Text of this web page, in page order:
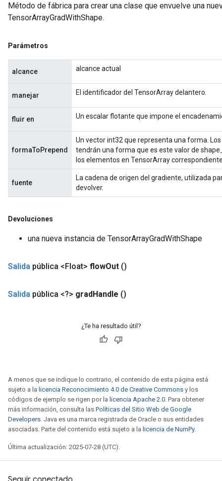
Método de fábrica para crear una clase que envuelve una
TensorArrayGradWithShape.
Parámetros
alcance alcance actual
manejar El identificador del TensorArray delantero.
fluir en Un escalar flotante que impone el
formaToPrepend
Un vector int32 que representa una forma.
tendrán una forma que es este valor de
los elementos en TensorArray
fuente
La cadena de origen del gradiente, utilizada
devolver.
Devoluciones
una nueva instancia de TensorArrayGradWithShape
Salida pública <Float> flowOut ()
Salida pública <?> gradHandle ()
¿Te ha resultado útil?
A menos que se indique lo contrario, el contenido de esta página está
sujeto a la licencia Reconocimiento 4.0 de Creative Commons y los
códigos de ejemplo se rigen por la licencia Apache 2.0. Para obtener
más información, consulta las Políticas del Sitio Web de Google
Developers. Java es una marca registrada de Oracle o sus entidades
asociadas. Parte del contenido está sujeto a la licencia de NumPy.
Última actualización: 2025-07-28 (UTC).